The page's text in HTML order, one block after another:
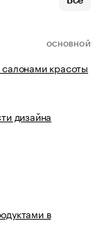
ОСНОВНОЙ
красоты
дизайна
в